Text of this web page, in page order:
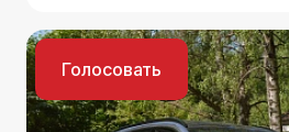
Голосовать